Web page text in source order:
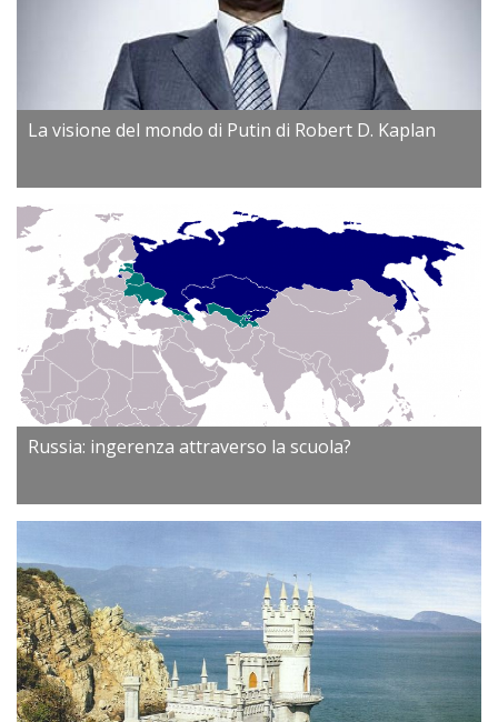
La visione del mondo di Putin di Robert D. Kaplan
Russia: ingerenza attraverso la scuola?